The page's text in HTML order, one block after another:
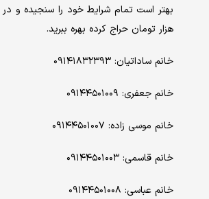
بهتر است تمام شرایط خود را سنجیده و
هزار تومان حراج کرده بهره ببرید.
خانم ساداتیان: ۰۹۱۴۱۸۳۲۳۹۳
خانم جعفری: ۰۹۱۴۴۵۰۱۰۰۹
خانم موسی زاده: ۰۹۱۴۴۵۰۱۰۰۷
خانم قاسمی: ۰۹۱۴۴۵۰۱۰۰۳
خانم عباسی: ۰۹۱۴۴۵۰۱۰۰۸